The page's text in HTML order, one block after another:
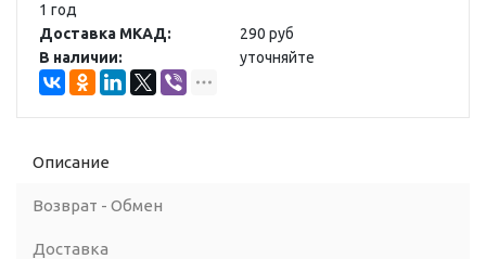
1 год
Доставка МКАД:
290 руб
В наличии:
уточняйте
Описание
Возврат - Обмен
Доставка